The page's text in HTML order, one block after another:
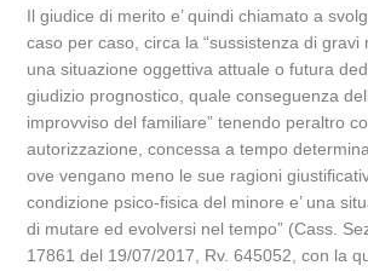
Il giudice di merito e’ quindi chiamato a
caso per caso, circa la “sussistenza di gravi
una situazione oggettiva attuale o futura
giudizio prognostico, quale conseguenza
improvviso del familiare” tenendo peraltro
autorizzazione, concessa a tempo
ove vengano meno le sue ragioni
condizione psico-fisica del minore e’ una
di mutare ed evolversi nel tempo” (Cass.
17861 del 19/07/2017, Rv. 645052, con la